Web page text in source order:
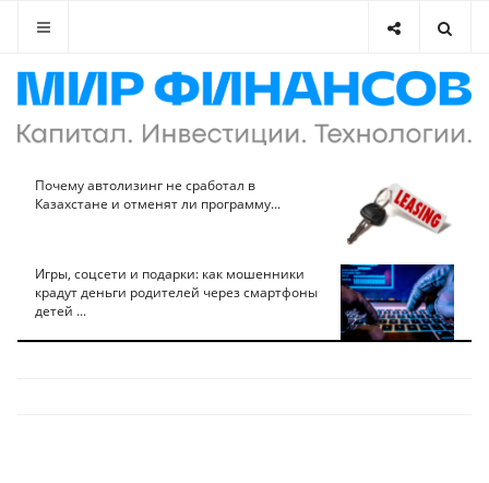
Почему автолизинг не сработал в
Казахстане и отменят ли программу...
Игры, соцсети и подарки: как мошенники
крадут деньги родителей через смартфоны
детей ...